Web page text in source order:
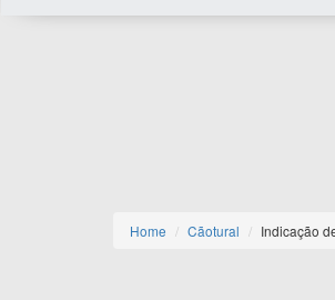
Home Cãotural Indicação